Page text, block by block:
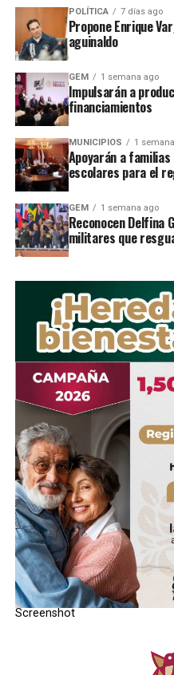
debajo de
RELATED TOPICS:
UP NEXT
Promueve MiguelÃngel
labores altruistas en Izcalli
DON'T MISS
Denuncian
Vecinal en Unidad Militar
STAFF /
POLÍTICA 7 días ago
Propone Enrique
aguinaldo
GEM 1 semana ago
Impulsarán a
financiamientos
MUNICIPIOS 1
Apoyarán a
escolares para el
GEM 1 semana ago
Reconocen Delfina
militares que
Screenshot